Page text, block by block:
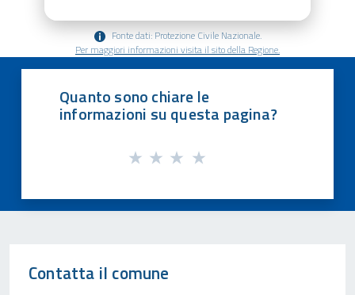
Fonte dati: Protezione Civile Nazionale.
Per maggiori informazioni visita il sito della Regione.
Quanto sono chiare le
informazioni su questa pagina?
Contatta il comune